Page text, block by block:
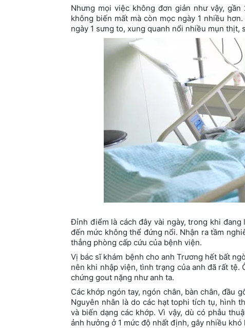
Nhưng mọi việc không đơn giản như vậy,
không biến mất mà còn mọc ngày 1 nhiều
ngày 1 sưng to, xung quanh nổi nhiều mụn thịt,
Đỉnh điểm là cách đây vài ngày, trong khi
đến mức không thể đứng nổi. Nhận ra tầm
thẳng phòng cấp cứu của bệnh viện.
Vị bác sĩ khám bệnh cho anh Trương hết bất
nên khi nhập viện, tình trạng của anh đã rất
chứng gout nặng như anh ta.
Các khớp ngón tay, ngón chân, bàn chân, đầu
Nguyên nhân là do các hạt tophi tích tụ, hình
và biến dạng các khớp. Vì vậy, dù có phẫu
ảnh hưởng ở 1 mức độ nhất định, gây nhiều